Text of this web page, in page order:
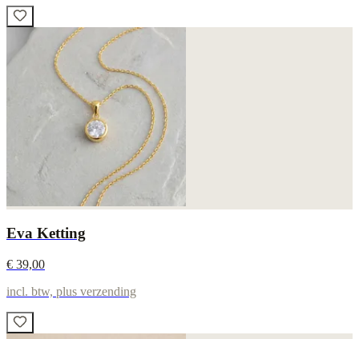
Eva Ketting
€ 39,00
incl. btw, plus verzending